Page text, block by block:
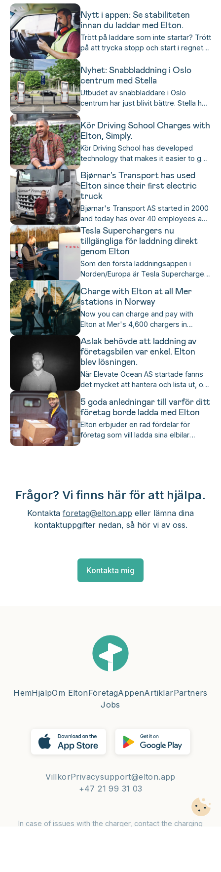
ladda längs vägen. Marknads- och
kommunikationsdirektör Hallvard Nerbøvik och
Glenn Simonsen, Franchise Development
Manager, berättar varför valet föll på Elton.Retry
Nytt i appen: Se stabiliteten
innan du laddar med Elton.
Trött på laddare som inte startar? Trött
på att trycka stopp och start i regnet
eller snöslasket när allt du vill är att
sitta med en varm kopp kaffe medan
bilen laddar? Vi också! Med Elton kan
du nu enkelt se om en laddare är
instabil i appen — innan du trycker
starta laddning!
Nyhet: Snabbladdning i Oslo
centrum med Stella
Utbudet av snabbladdare i Oslo
centrum har just blivit bättre. Stella har
staden. Öppet för alla – skräddarsytt
för företag.
Kör Driving School Charges with
Elton, Simply.
Kör Driving School has developed
technology that makes it easier to get
driving school, and simplifies the
workday for driving instructors.
Students use the Kör app to book
driving lessons, see where they have
driven, receive feedback from the
teacher, track their own progression,
practice theory - and much, much
more.
Bjørnar's Transport has used
Elton since their first electric
truck
Bjørnar's Transport AS started in 2000
and today has over 40 employees and
80 trucks, 13 of them electric. They
focus heavily on modern vehicles and
digital solutions, which is why they
chose Elton Business for charging.
"Apps are the future," says a satisfied
Bjørnar about the choice.
Tesla Superchargers nu
tillgängliga för laddning direkt
genom Elton
Som den första laddningsappen i
Norden/Europa är Tesla Superchargers
nu fullt tillgängliga för Elton-användare
direkt från Elton-appen. Du kan nu
ladda och betala med Elton på Tesla
Superchargers direkt i Elton-appen,
även om du inte har en Tesla, eller
Tesla-appen, och dra nytta av Teslas
branschledande laddningsupplevelse.
Charge with Elton at all Mer
stations in Norway
Now you can charge and pay with
Elton at Mer's 4,600 chargers in
Norway!
Aslak behövde att laddning av
företagsbilen var enkel. Elton
blev lösningen.
När Elevate Ocean AS startade fanns
det mycket att hantera och lista ut, och
han behövde ägna så mycket tid som
möjligt åt att få företaget på fötter. Det
sista han behövde medan han körde
till nya platser varje dag för att göra
research var att leta efter
5 goda anledningar till varför ditt
företag borde ladda med Elton
Elton erbjuder en rad fördelar för
företag som vill ladda sina elbilar
enkelt och effektivt, över laddbolag i
Frågor? Vi finns här för att hjälpa.
Kontakta foretag@elton.app eller lämna dina
kontaktuppgifter nedan, så hör vi av oss.
Kontakta mig
HemHjälpOm EltonFöretagAppenArtiklarPartners
Jobs
VillkorPrivacysupport@elton.app
+47 21 99 31 03
In case of issues with the charger, contact the charging